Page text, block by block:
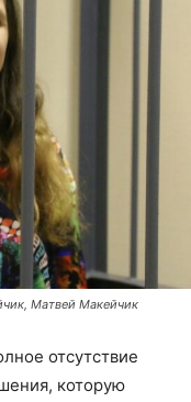
Матвей Макейчик
отсутствие
которую